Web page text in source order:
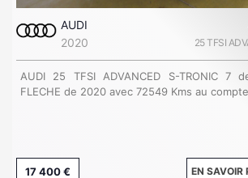
AUDI
2020
25 TFSI
AUDI 25 TFSI ADVANCED S-TRONIC 7
FLECHE de 2020 avec 72549 Kms au
17 400 € EN SAVOIR